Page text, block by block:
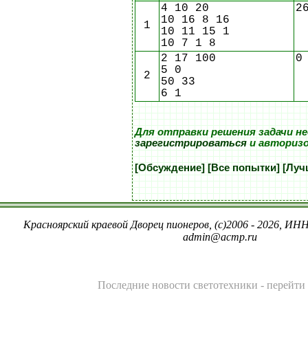
1
4 10 20
10 16 8 16
10 11 15 1
10 7 1 8
2
2 17 100
5 0
50 33
6 1
0
Для отправки решения задачи
зарегистрироватьсяи
[Обсуждение] [Все попытки]
Красноярский краевой Дворец пионеров, (c)2006 - 2026,
admin@acmp.ru
Последние новости светотехники - перейти